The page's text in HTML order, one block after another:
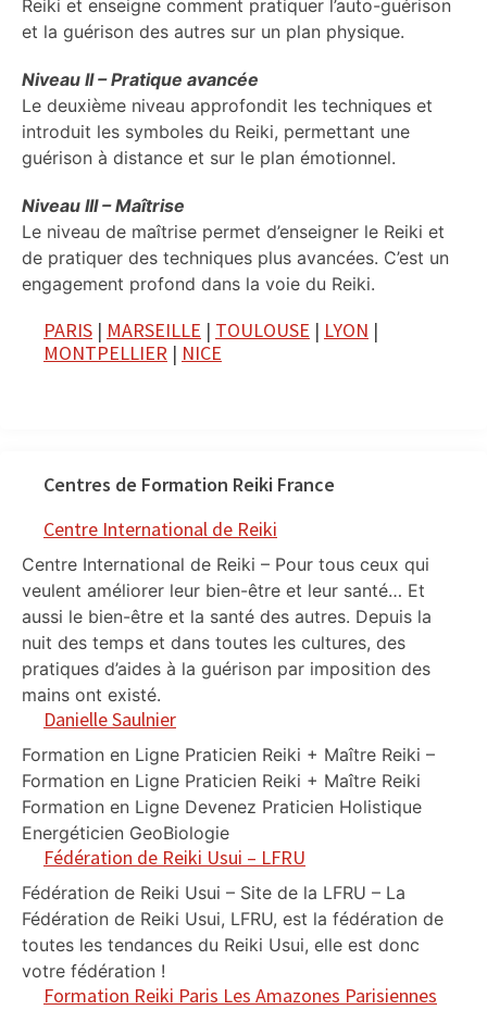
Reiki et enseigne comment pratiquer l’auto-guérison
et la guérison des autres sur un plan physique.
Niveau II – Pratique avancée
Le deuxième niveau approfondit les techniques et
introduit les symboles du Reiki, permettant une
guérison à distance et sur le plan émotionnel.
Niveau III – Maîtrise
Le niveau de maîtrise permet d’enseigner le Reiki et
de pratiquer des techniques plus avancées. C’est un
engagement profond dans la voie du Reiki.
PARIS | MARSEILLE | TOULOUSE | LYON |
MONTPELLIER | NICE
Centres de Formation Reiki France
Centre International de Reiki
Centre International de Reiki – Pour tous ceux qui
veulent améliorer leur bien-être et leur santé… Et
aussi le bien-être et la santé des autres. Depuis la
nuit des temps et dans toutes les cultures, des
pratiques d’aides à la guérison par imposition des
mains ont existé.
Danielle Saulnier
Formation en Ligne Praticien Reiki + Maître Reiki –
Formation en Ligne Praticien Reiki + Maître Reiki
Formation en Ligne Devenez Praticien Holistique
Energéticien GeoBiologie
Fédération de Reiki Usui – LFRU
Fédération de Reiki Usui – Site de la LFRU – La
Fédération de Reiki Usui, LFRU, est la fédération de
toutes les tendances du Reiki Usui, elle est donc
votre fédération !
Formation Reiki Paris Les Amazones Parisiennes